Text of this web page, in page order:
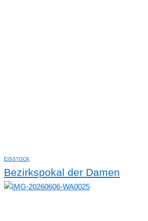
EISSTOCK
Bezirkspokal der Damen